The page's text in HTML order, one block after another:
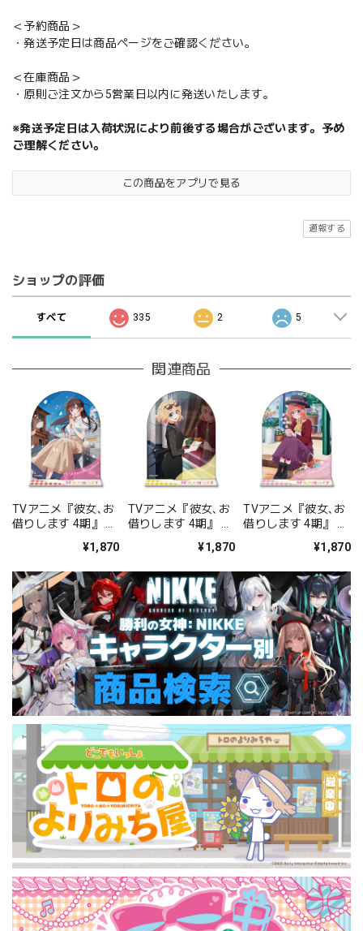
＜予約商品＞
・発送予定日は商品ページをご確認ください。
＜在庫商品＞
・原則ご注文から5営業日以内に発送いたします。
※発送予定日は入荷状況により前後する場合がございます。予め
ご理解ください。
この商品をアプリで見る
通報する
ショップの評価
すべて 335 2 5
関連商品
TVアニメ『彼女､お
借りします 4期』 ア
¥1,870
TVアニメ『彼女､お
借りします 4期』 ア
¥1,870
TVアニメ『彼女､お
借りします 4期』 ア
¥1,870